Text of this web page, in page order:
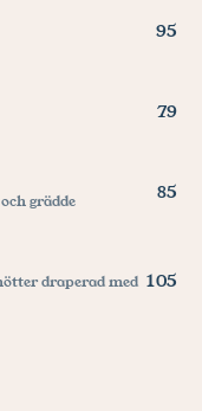
95
79
grädde 85
draperad med 105